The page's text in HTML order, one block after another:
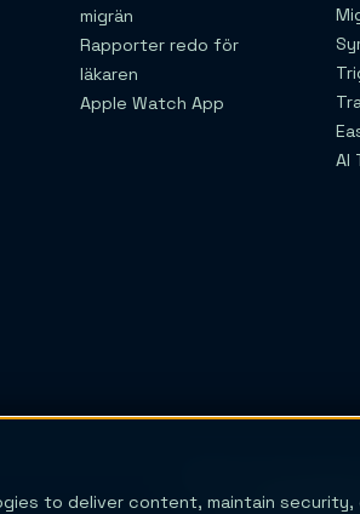
migrän
Rapporter redo för
läkaren
Apple Watch App
AI
Migraine Trail är
och
to deliver content, maintain